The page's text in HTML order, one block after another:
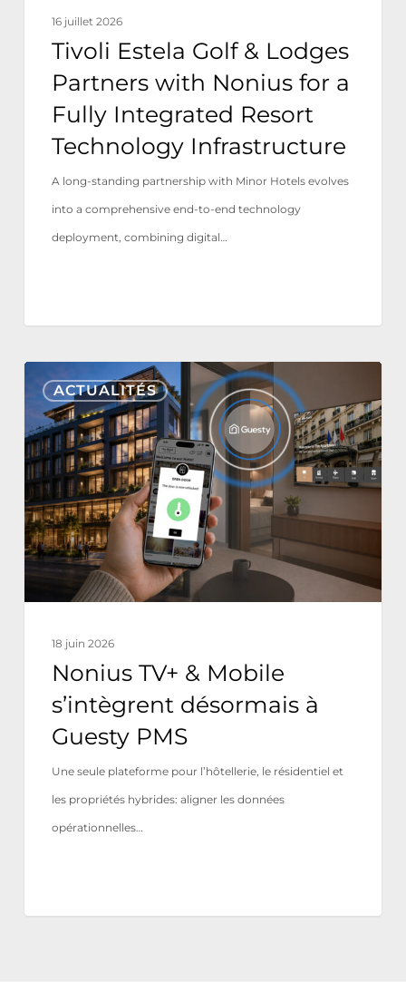
Integrated
Resort
Technology
Infrastructure
16 juillet 2026
Tivoli Estela Golf & Lodges
Partners with Nonius for a
Fully Integrated Resort
Technology Infrastructure
A long-standing partnership with Minor Hotels evolves
into a comprehensive end-to-end technology
deployment, combining digital…
ACTUALITÉS
Nonius
TV+
&
Mobile
s’intègrent
désormais
à
Guesty
PMS
18 juin 2026
Nonius TV+ & Mobile
s’intègrent désormais à
Guesty PMS
Une seule plateforme pour l’hôtellerie, le résidentiel et
les propriétés hybrides: aligner les données
opérationnelles…